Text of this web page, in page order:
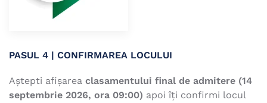
PASUL 4 | CONFIRMAREA LOCULUI
Aștepti afișarea clasamentului final de admitere (14
septembrie 2026, ora 09:00) apoi îți confirmi locul